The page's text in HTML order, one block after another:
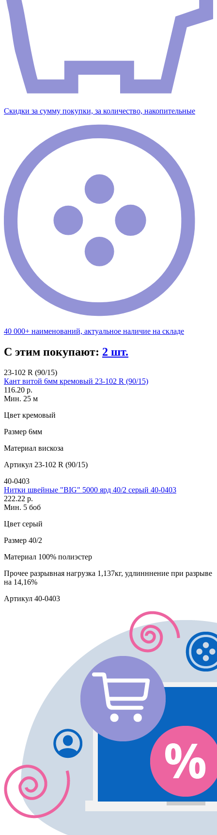
Скидки за сумму покупки, за количество, накопительные
40 000+ наименований, актуальное наличие на складе
С этим покупают: 2 шт.
23-102 R (90/15)
Кант витой 6мм кремовый 23-102 R (90/15)
116.20 р.
Мин. 25 м
Цвет кремовый
Размер 6мм
Материал вискоза
Артикул 23-102 R (90/15)
40-0403
Нитки швейные "BIG" 5000 ярд 40/2 серый 40-0403
222.22 р.
Мин. 5 боб
Цвет серый
Размер 40/2
Материал 100% полиэстер
Прочее разрывная нагрузка 1,137кг, удлинннение при разрыве
на 14,16%
Артикул 40-0403